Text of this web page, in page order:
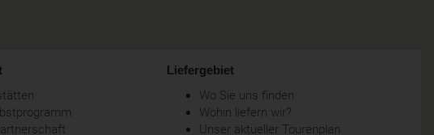
Liefergebiet
Wo Sie uns finden
Wohin liefern wir?
Unser aktueller Tourenplan